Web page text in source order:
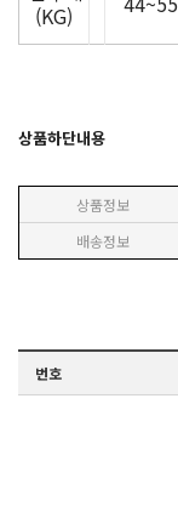
(KG)
상품하단내용
상품정보
배송정보
번호